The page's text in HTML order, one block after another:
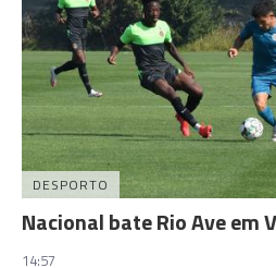
DESPORTO
Nacional bate Rio Ave em
14:57